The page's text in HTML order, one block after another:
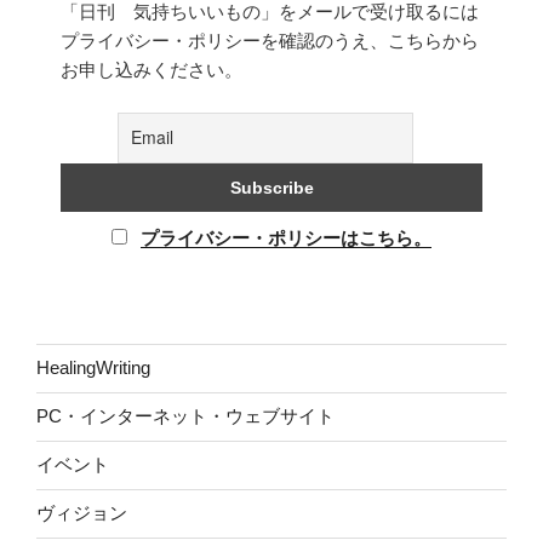
「日刊 気持ちいいもの」をメールで受け取るには
プライバシー・ポリシーを確認のうえ、こちらから
お申し込みください。
プライバシー・ポリシーはこちら。
HealingWriting
PC・インターネット・ウェブサイト
イベント
ヴィジョン